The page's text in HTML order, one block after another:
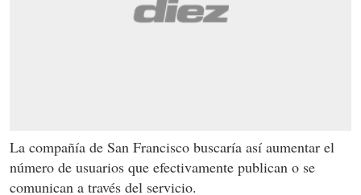
La compañía de San Francisco buscaría así aumentar el
número de usuarios que efectivamente publican o se
comunican a través del servicio.